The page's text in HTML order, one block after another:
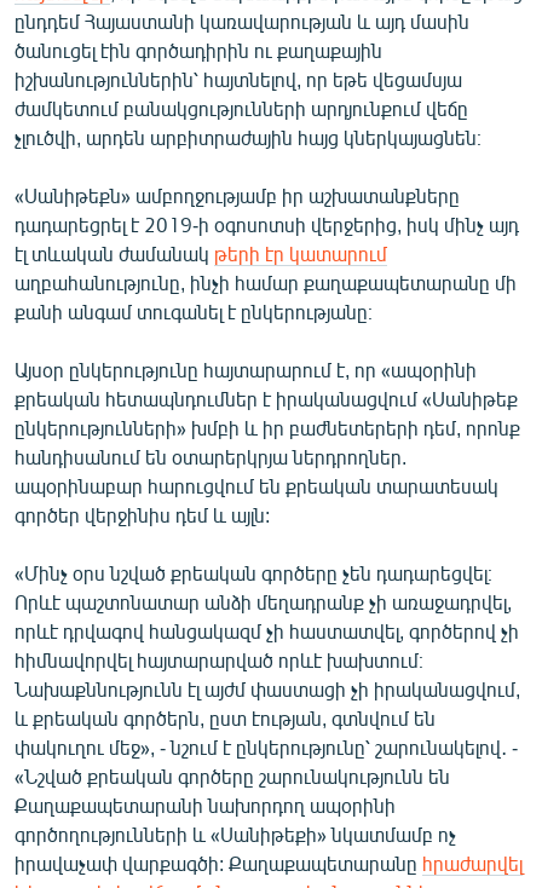
«Ազատության» բոլոր կայքերը
ընդդեմ Հայաստանի կառավարության և այդ մասին
ծանուցել էին գործադիրին ու քաղաքային
իշխանություններին՝ հայտնելով, որ եթե վեցամսյա
ժամկետում բանակցությունների արդյունքում վեճը
չլուծվի, արդեն արբիտրաժային հայց կներկայացնեն։
«Սանիթեքն» ամբողջությամբ իր աշխատանքները
դադարեցրել է 2019-ի օգոսոտսի վերջերից, իսկ մինչ այդ
էլ տևական ժամանակ թերի էր կատարում
աղբահանությունը, ինչի համար քաղաքապետարանը մի
քանի անգամ տուգանել է ընկերությանը։
Այսօր ընկերությունը հայտարարում է, որ «ապօրինի
քրեական հետապնդումներ է իրականացվում «Սանիթեք
ընկերությունների» խմբի և իր բաժնետերերի դեմ, որոնք
հանդիսանում են օտարերկրյա ներդրողներ.
ապօրինաբար հարուցվում են քրեական տարատեսակ
գործեր վերջինիս դեմ և այլն:
«Մինչ օրս նշված քրեական գործերը չեն դադարեցվել։
Որևէ պաշտոնատար անձի մեղադրանք չի առաջադրվել,
որևէ դրվագով հանցակազմ չի հաստատվել, գործերով չի
հիմնավորվել հայտարարված որևէ խախտում։
Նախաքննությունն էլ այժմ փաստացի չի իրականացվում,
և քրեական գործերն, ըստ էության, գտնվում են
փակուղու մեջ», - նշում է ընկերությունը՝ շարունակելով․ -
«Նշված քրեական գործերը շարունակությունն են
Քաղաքապետարանի նախորդող ապօրինի
գործողությունների և «Սանիթեքի» նկատմամբ ոչ
իրավաչափ վարքագծի: Քաղաքապետարանը հրաժարվել